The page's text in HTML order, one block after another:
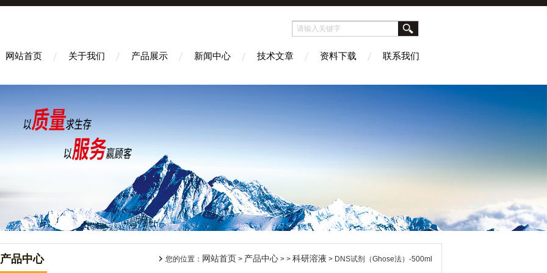
网站首页 关于我们 产品展示 新闻中心 技术文章 资料下载 联系我们
产品中心 您的位置： 网站首页 > 产品中心 > > 科研溶液 > DNS试剂（Ghose法）-500ml